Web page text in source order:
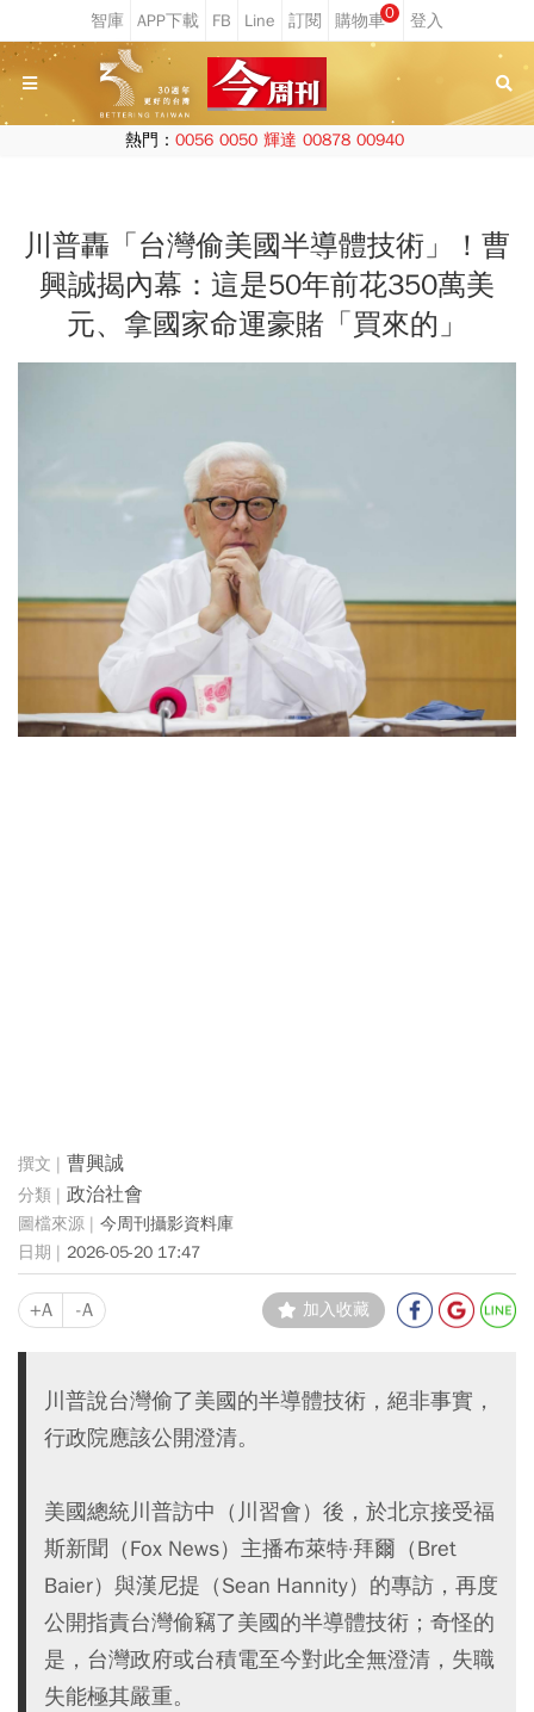
0
熱門： 0056 0050 輝達 00878 00940
川普轟「台灣偷美國半導體技術」！曹
興誠揭內幕：這是50年前花350萬美
元、拿國家命運豪賭「買來的」
曹興誠
政治社會
今周刊攝影資料庫
2026-05-20 17:47
+A -A 加入收藏
川普說台灣偷了美國的半導體技術，絕非事實，
行政院應該公開澄清。
美國總統川普訪中（川習會）後，於北京接受福
斯新聞（Fox News）主播布萊特·拜爾（Bret
Baier）與漢尼提（Sean Hannity）的專訪，再度
公開指責台灣偷竊了美國的半導體技術；奇怪的
是，台灣政府或台積電至今對此全無澄清，失職
失能極其嚴重。